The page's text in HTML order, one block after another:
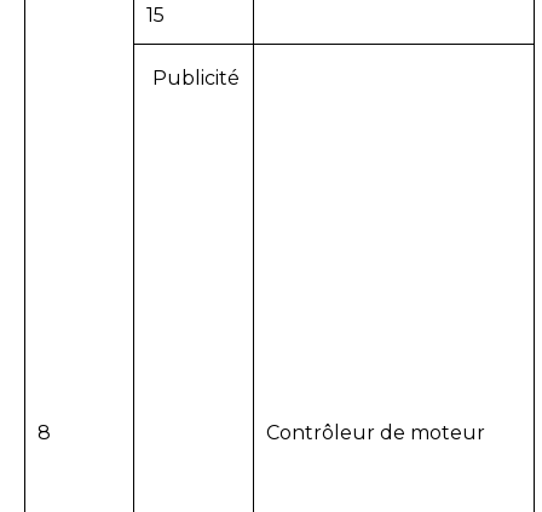
8
15
Contrôleur de moteur
Publicité